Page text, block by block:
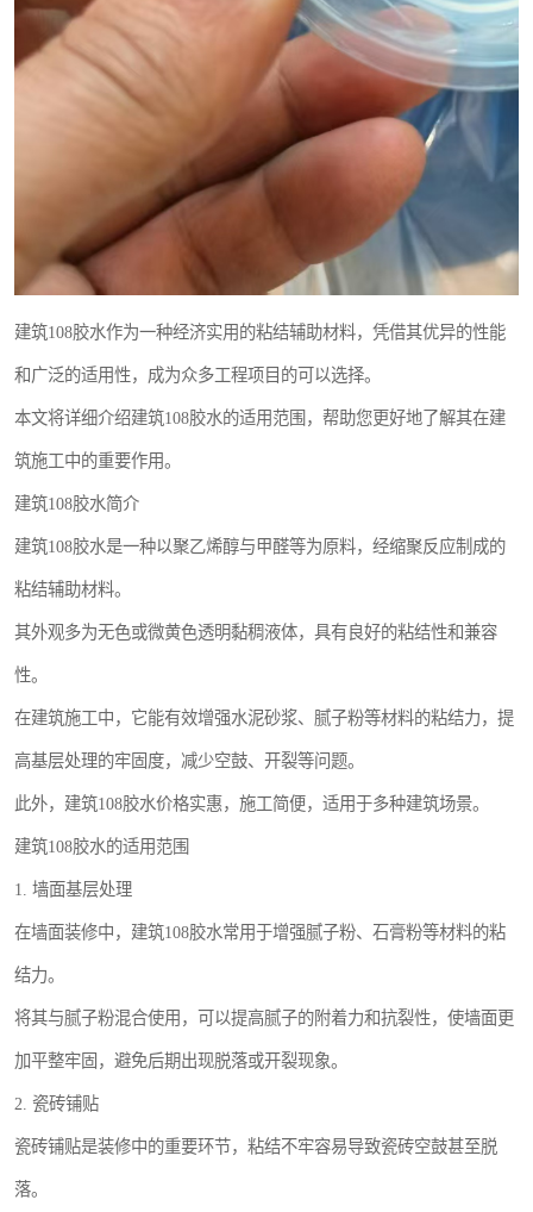
建筑108胶水作为一种经济实用的粘结辅助材料，凭借其优异的性能
和广泛的适用性，成为众多工程项目的可以选择。
本文将详细介绍建筑108胶水的适用范围，帮助您更好地了解其在建
筑施工中的重要作用。
建筑108胶水简介
建筑108胶水是一种以聚乙烯醇与甲醛等为原料，经缩聚反应制成的
粘结辅助材料。
其外观多为无色或微黄色透明黏稠液体，具有良好的粘结性和兼容
性。
在建筑施工中，它能有效增强水泥砂浆、腻子粉等材料的粘结力，提
高基层处理的牢固度，减少空鼓、开裂等问题。
此外，建筑108胶水价格实惠，施工简便，适用于多种建筑场景。
建筑108胶水的适用范围
1. 墙面基层处理
在墙面装修中，建筑108胶水常用于增强腻子粉、石膏粉等材料的粘
结力。
将其与腻子粉混合使用，可以提高腻子的附着力和抗裂性，使墙面更
加平整牢固，避免后期出现脱落或开裂现象。
2. 瓷砖铺贴
瓷砖铺贴是装修中的重要环节，粘结不牢容易导致瓷砖空鼓甚至脱
落。